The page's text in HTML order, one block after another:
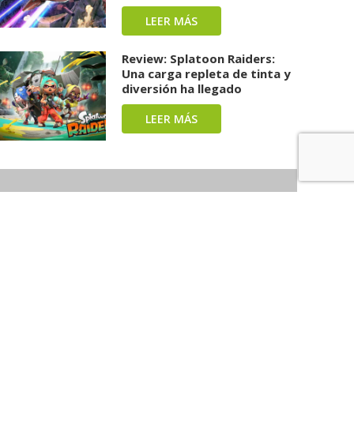
LEER MÁS
Review: Splatoon Raiders:
Una carga repleta de tinta y
diversión ha llegado
LEER MÁS